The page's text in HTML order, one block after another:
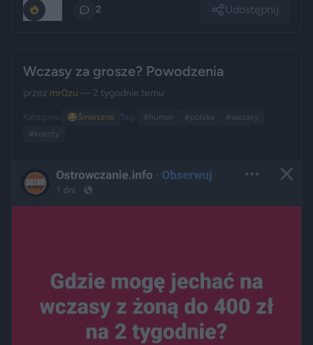
2 Udostępnij
Wczasy za grosze? Powodzenia
przez mr0zu — 2 tygodnie temu
Kategoria: 😂Śmieszne Tagi: #humor #polska
#wczasy
#koszty